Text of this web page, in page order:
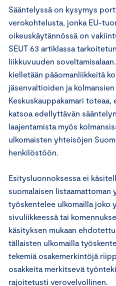
Sääntelyssä on kysymys
verokohtelusta, jonka EU-
oikeuskäytännössä on
SEUT 63 artiklassa
liikkuvuuden
kielletään pääomanliikkeitä
jäsenvaltioiden ja
Keskuskauppakamari
katsoa edellyttävän
laajentamista myös
ulkomaisten yhteisöjen
henkilöstöön.
Esitysluonnoksessa ei
suomalaisen
työskentelee ulkomailla joko
sivuliikkeessä tai
käsityksen mukaan
tällaisten ulkomailla
tekemiä osakemerkintöjä
osakkeita merkitsevä
rajoitetusti verovelvollinen.